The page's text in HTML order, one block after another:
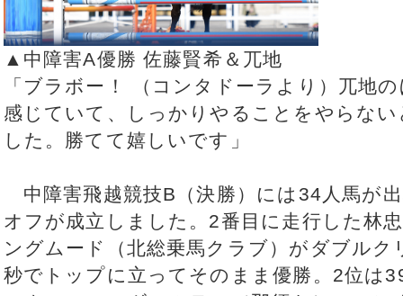
▲中障害A優勝 佐藤賢希＆兀地
「ブラボー！ （コンタドーラより）兀地
感じていて、しっかりやることをやらな
した。勝てて嬉しいです」
中障害飛越競技B（決勝）には34人馬が
オフが成立しました。2番目に走行した林
ングムード（北総乗馬クラブ）がダブル
秒でトップに立ってそのまま優勝。2位は